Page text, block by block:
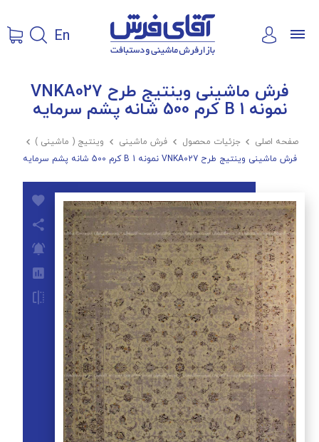
En
فرش ماشینی وینتیج طرح VNKA027
نمونه 1 B کرم 500 شانه پشم سرمایه
صفحه اصلی  جزئیات محصول  فرش ماشینی  وینتیج ( ماشینی ) 
فرش ماشینی وینتیج طرح VNKA027 نمونه 1 B کرم 500 شانه پشم سرمایه